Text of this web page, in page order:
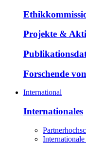
Projekte &
Forschende
International
Internationales